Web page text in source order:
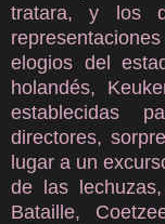
tratara, y los
elogios del
holandés,
establecidas
directores,
lugar a un
de las
Bataille,